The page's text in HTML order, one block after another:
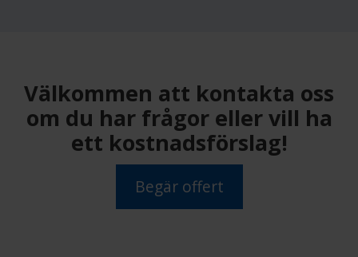
Välkommen att kontakta oss
om du har frågor eller vill ha
ett kostnadsförslag!
Begär offert